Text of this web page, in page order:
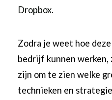
Dropbox.
Zodra je weet hoe
bedrijf kunnen werken,
zijn om te zien welke
technieken en